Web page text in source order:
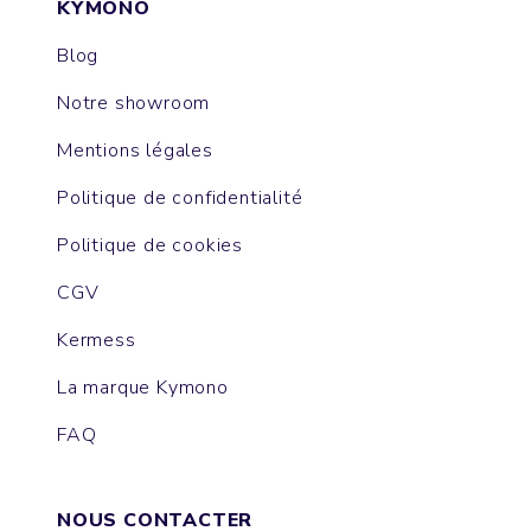
KYMONO
Blog
Notre showroom
Mentions légales
Politique de confidentialité
Politique de cookies
CGV
Kermess
La marque Kymono
FAQ
NOUS CONTACTER